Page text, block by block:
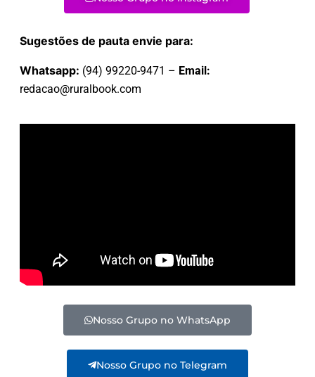
Sugestões de pauta envie para:
Whatsapp: (94) 99220-9471 – Email:
redacao@ruralbook.com
Nosso Grupo no WhatsApp
Nosso Grupo no Telegram